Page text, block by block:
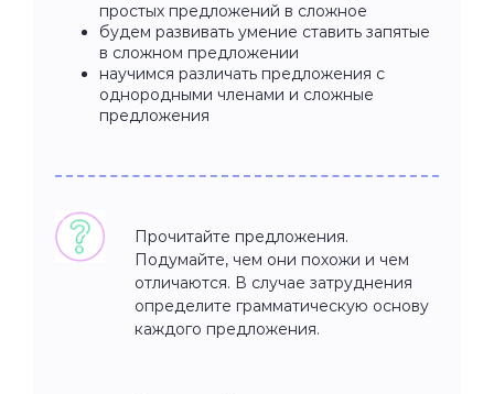
простых предложений в сложное
будем развивать умение ставить запятые
в сложном предложении
научимся различать предложения с
однородными членами и сложные
предложения
Прочитайте предложения.
Подумайте, чем они похожи и чем
отличаются. В случае затруднения
определите грамматическую основу
каждого предложения.